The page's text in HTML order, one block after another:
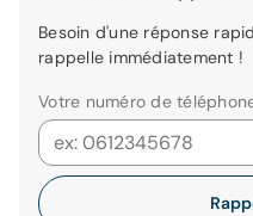
Besoin d'une réponse
rappelle immédiatement !
Votre numéro de